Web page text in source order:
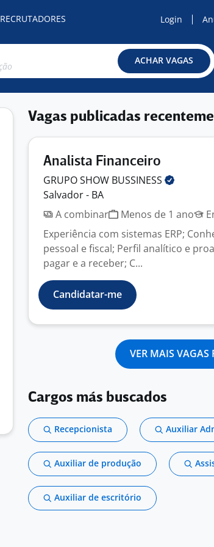
RECRUTADORES Login
ACHAR VAGAS
Vagas publicadas
Analista Financeiro
GRUPO SHOW BUSSINESS
Salvador - BA
A combinar
Menos de 1 ano
Experiência com sistemas ERP;
pessoal e fiscal; Perfil analítico e
pagar e a receber; C...
Candidatar-me
VER MAIS VAGAS
Cargos más buscados
Recepcionista Auxiliar
Auxiliar de produção
Auxiliar de escritório